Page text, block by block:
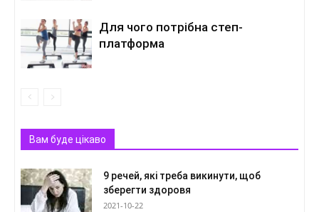
Для чого потрібна степ-
платформа
Вам буде цікаво
9 речей, які треба викинути, щоб
зберегти здоровя
2021-10-22